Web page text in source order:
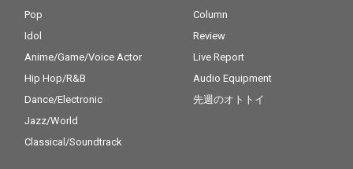
Pop
Idol
Anime/Game/Voice Actor
Hip Hop/R&B
Dance/Electronic
Jazz/World
Classical/Soundtrack
Column
Review
Live Report
Audio Equipment
先週のオトトイ